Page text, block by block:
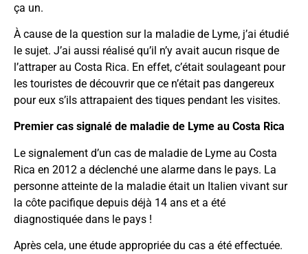
ça un.
À cause de la question sur la maladie de Lyme, j’ai étudié
le sujet. J’ai aussi réalisé qu’il n’y avait aucun risque de
l’attraper au Costa Rica. En effet, c’était soulageant pour
les touristes de découvrir que ce n’était pas dangereux
pour eux s’ils attrapaient des tiques pendant les visites.
Premier cas signalé de maladie de Lyme au Costa Rica
Le signalement d’un cas de maladie de Lyme au Costa
Rica en 2012 a déclenché une alarme dans le pays. La
personne atteinte de la maladie était un Italien vivant sur
la côte pacifique depuis déjà 14 ans et a été
diagnostiquée dans le pays !
Après cela, une étude appropriée du cas a été effectuée.